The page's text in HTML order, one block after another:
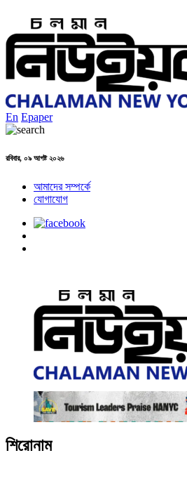
En Epaper
রবিবার, ০৯ আগষ্ট ২০২৬
আমাদের সম্পর্কে
যোগাযোগ
শিরোনাম